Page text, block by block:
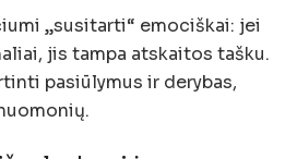
„susitarti“ emociškai: jei
jis tampa atskaitos tašku.
pasiūlymus ir derybas,